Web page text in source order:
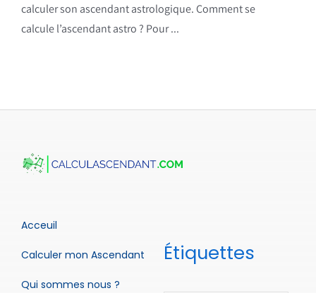
calculer son ascendant astrologique. Comment se
calcule l’ascendant astro ? Pour ...
Acceuil
Calculer mon Ascendant
Qui sommes nous ?
Étiquettes